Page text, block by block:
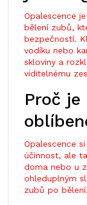
Opalescence
bělení zubů,
bezpečností.
vodíku nebo
skloviny a
viditelnému
Proč je
Opalescence
účinnost, ale
doma nebo u
ohleduplným
zubů po bělení.